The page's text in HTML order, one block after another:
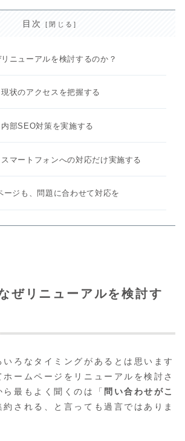
目次
ニューアルを検討するのか？
状のアクセスを把握する
部SEO対策を実施する
マートフォンへの対応だけ実施する
ージも、問題に合わせて対応を
ぜリニューアルを検討す
ろなタイミングがあるとは思います
ームページをリニューアルを検討さ
最もよく聞くのは「 問い合わせがこ
約される、と言っても過言ではありま